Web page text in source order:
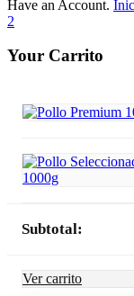
Have an Account.
2
Your Carrito
Subtotal:
Ver carrito